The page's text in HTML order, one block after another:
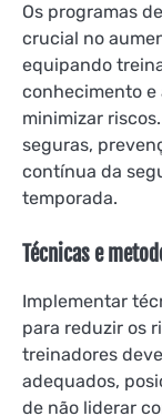
Os programas
crucial no
equipando
conhecimento e
minimizar
seguras,
contínua da
temporada.
Técnicas e
Implementar
para reduzir os
treinadores
adequados,
de não liderar